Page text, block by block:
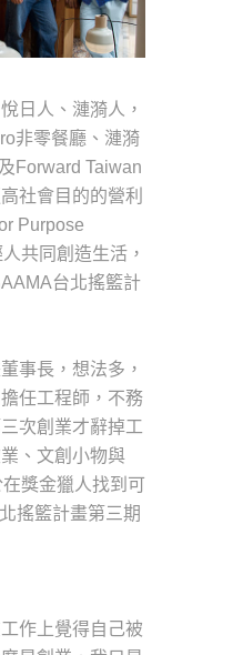
日人、漣漪人，
非零餐廳、漣漪
Forward Taiwan
社會目的的營利
Purpose
共同創造生活，
台北搖籃計
事長，想法多，
任工程師，不務
次創業才辭掉工
、文創小物與
獎金獵人找到可
搖籃計畫第三期
作上覺得自己被